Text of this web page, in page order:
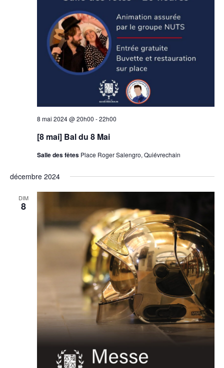
8 mai 2024 @ 20h00 -22h00
[8 mai] Bal du 8 Mai
Salle des fêtes Place Roger Salengro, Quiévrechain
décembre 2024
DIM
8